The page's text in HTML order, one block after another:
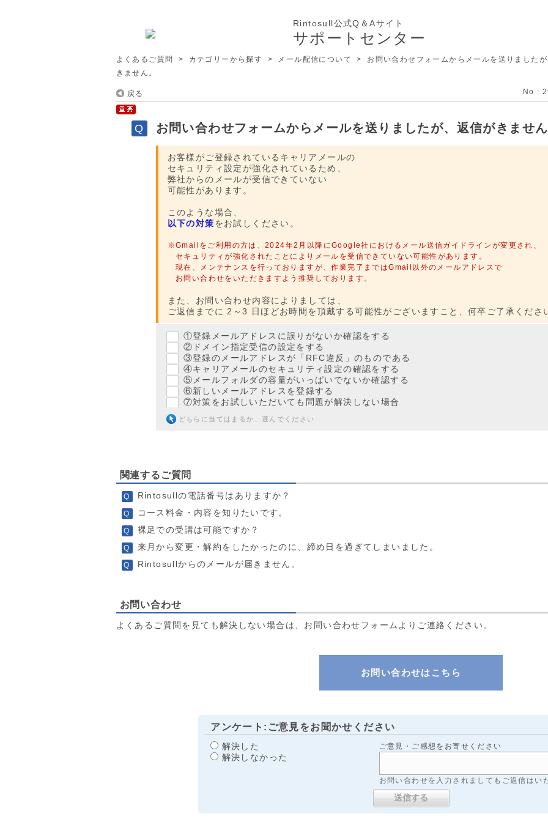
サポートセンター
Rintosull公式Q＆Aサイト
よくあるご質問 > カテゴリーから探す > メール配信について​ >
お問い合わせフォームからメールを送りました
きません。
戻る No :
お問い合わせフォームからメールを送りましたが、返信がきませ
お客様がご登録されているキャリアメールの
セキュリティ設定が強化されているため、
弊社からのメールが受信できていない
可能性があります。
このような場合、
以下の対策をお試しください。
※Gmailをご利用の方は、2024年2月以降にGoogle社におけるメール送信ガイドラインが変更され、
セキュリティが強化されたことによりメールを受信できていない可能性があります。
現在、メンテナンスを行っておりますが、作業完了まではGmail以外のメールアドレスで
お問い合わせをいただきますよう推奨しております。
また、お問い合わせ内容によりましては、
ご返信までに 2～3 日ほどお時間を頂戴する可能性がございますこと、何卒ご了承くださ
①登録メールアドレスに誤りがないか確認をする
②ドメイン指定受信の設定をする
③登録のメールアドレスが「RFC違反」のものである
④キャリアメールのセキュリティ設定の確認をする
⑤メールフォルダの容量がいっぱいでないか確認する
⑥新しいメールアドレスを登録する
⑦対策をお試しいただいても問題が解決しない場合
どちらに当てはまるか、選んでください
関連するご質問
Rintosullの電話番号はありますか？
コース料金・内容を知りたいです。
裸足での受講は可能ですか？
来月から変更・解約をしたかったのに、締め日を過ぎてしまいました。
Rintosullからのメールが届きません。
お問い合わせ
よくあるご質問を見ても解決しない場合は、お問い合わせフォームよりご連絡ください。
お問い合わせはこちら
アンケート:ご意見をお聞かせください
解決した
解決しなかった
ご意見・ご感想をお寄せください
お問い合わせを入力されましてもご返信はい